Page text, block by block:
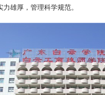
雄厚，管理科学规范。